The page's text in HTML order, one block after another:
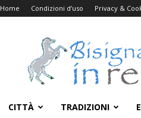
Home Condizioni d’uso Privacy &
CITTÀ TRADIZIONI